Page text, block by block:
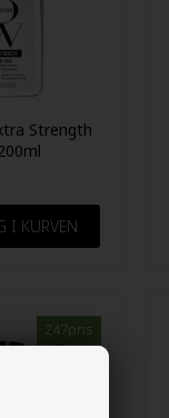
Strength
247pris